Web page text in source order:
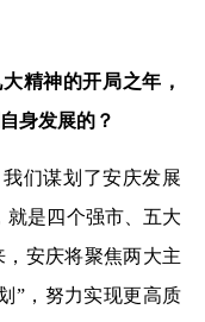
精神的开局之年，
身发展的？
们谋划了安庆发展
就是四个强市、五大
安庆将聚焦两大主
”，努力实现更高质